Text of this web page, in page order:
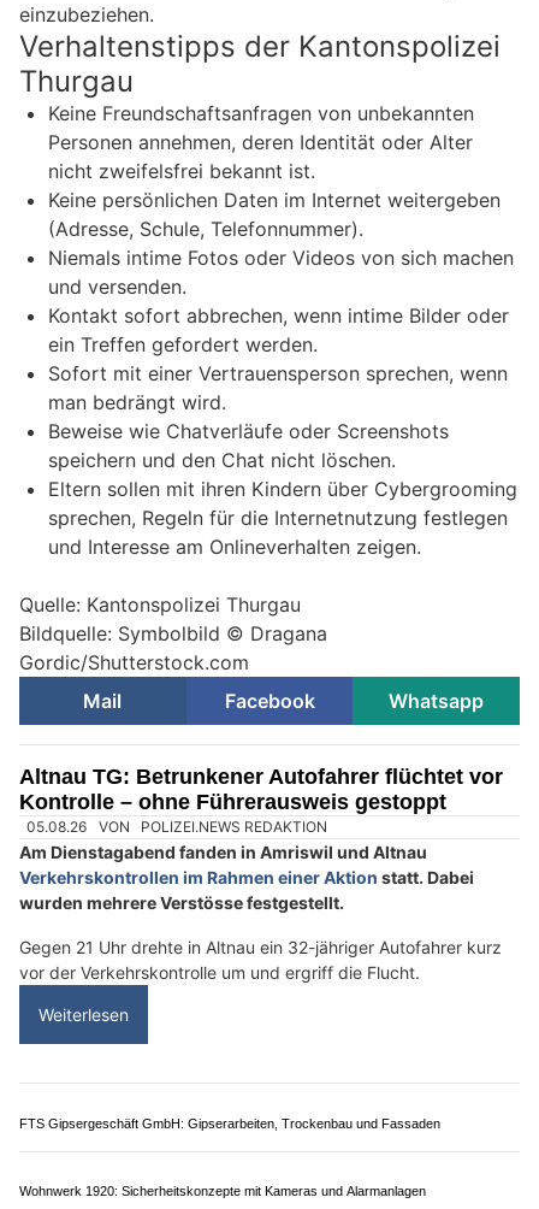
einzubeziehen.
Verhaltenstipps der Kantonspolizei
Thurgau
Keine Freundschaftsanfragen von unbekannten
Personen annehmen, deren Identität oder Alter
nicht zweifelsfrei bekannt ist.
Keine persönlichen Daten im Internet weitergeben
(Adresse, Schule, Telefonnummer).
Niemals intime Fotos oder Videos von sich machen
und versenden.
Kontakt sofort abbrechen, wenn intime Bilder oder
ein Treffen gefordert werden.
Sofort mit einer Vertrauensperson sprechen, wenn
man bedrängt wird.
Beweise wie Chatverläufe oder Screenshots
speichern und den Chat nicht löschen.
Eltern sollen mit ihren Kindern über Cybergrooming
sprechen, Regeln für die Internetnutzung festlegen
und Interesse am Onlineverhalten zeigen.
Quelle: Kantonspolizei Thurgau
Bildquelle: Symbolbild © Dragana
Gordic/Shutterstock.com
Mail
Facebook Whatsapp
Altnau TG: Betrunkener Autofahrer flüchtet vor
Kontrolle – ohne Führerausweis gestoppt
Am Dienstagabend fanden in Amriswil und Altnau